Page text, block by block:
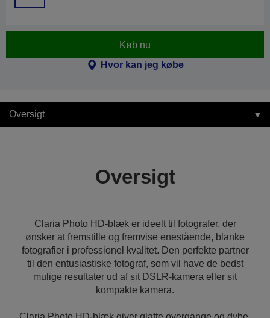
Køb nu
Hvor kan jeg købe
Oversigt
Oversigt
Claria Photo HD-blæk er ideelt til fotografer, der
ønsker at fremstille og fremvise enestående, blanke
fotografier i professionel kvalitet. Den perfekte partner
til den entusiastiske fotograf, som vil have de bedst
mulige resultater ud af sit DSLR-kamera eller sit
kompakte kamera.